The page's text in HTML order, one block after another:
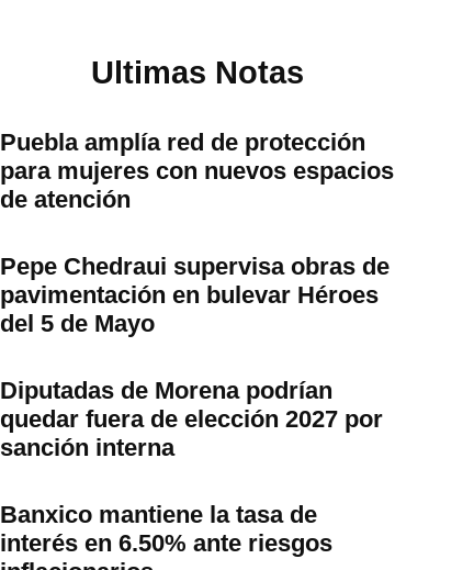
Ultimas Notas
Puebla amplía red de protección
para mujeres con nuevos espacios
de atención
Pepe Chedraui supervisa obras de
pavimentación en bulevar Héroes
del 5 de Mayo
Diputadas de Morena podrían
quedar fuera de elección 2027 por
sanción interna
Banxico mantiene la tasa de
interés en 6.50% ante riesgos